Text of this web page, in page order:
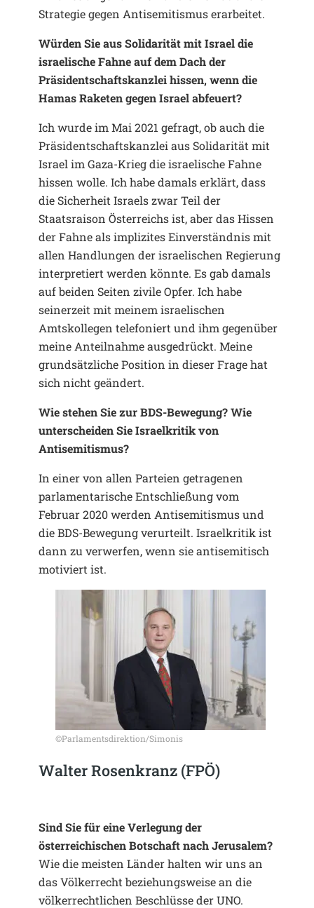
Strategie gegen Antisemitismus erarbeitet.
Würden Sie aus Solidarität mit Israel die
israelische Fahne auf dem Dach der
Präsidentschaftskanzlei hissen, wenn die
Hamas Raketen gegen Israel abfeuert?
Ich wurde im Mai 2021 gefragt, ob auch die
Präsidentschaftskanzlei aus Solidarität mit
Israel im Gaza-Krieg die israelische Fahne
hissen wolle. Ich habe damals erklärt, dass
die Sicherheit Israels zwar Teil der
Staatsraison Österreichs ist, aber das Hissen
der Fahne als implizites Einverständnis mit
allen Handlungen der israelischen Regierung
interpretiert werden könnte. Es gab damals
auf beiden Seiten zivile Opfer. Ich habe
seinerzeit mit meinem israelischen
Amtskollegen telefoniert und ihm gegenüber
meine Anteilnahme ausgedrückt. Meine
grundsätzliche Position in dieser Frage hat
sich nicht geändert.
Wie stehen Sie zur BDS-Bewegung? Wie
unterscheiden Sie Israelkritik von
Antisemitismus?
In einer von allen Parteien getragenen
parlamentarische Entschließung vom
Februar 2020 werden Antisemitismus und
die BDS-Bewegung verurteilt. Israelkritik ist
dann zu verwerfen, wenn sie antisemitisch
motiviert ist.
©Parlamentsdirektion/Simonis
Walter Rosenkranz (FPÖ)
Sind Sie für eine Verlegung der
österreichischen Botschaft nach Jerusalem?
Wie die meisten Länder halten wir uns an
das Völkerrecht beziehungsweise an die
völkerrechtlichen Beschlüsse der UNO.